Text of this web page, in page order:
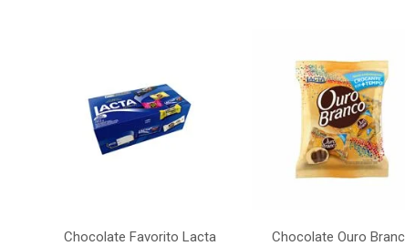
Chocolate Favorito Lacta
Chocolate Ouro